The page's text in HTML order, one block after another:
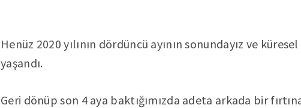
Henüz 2020 yılının dördüncü ayının sonundayız ve
yaşandı.
Geri dönüp son 4 aya baktığımızda adeta arkada bir